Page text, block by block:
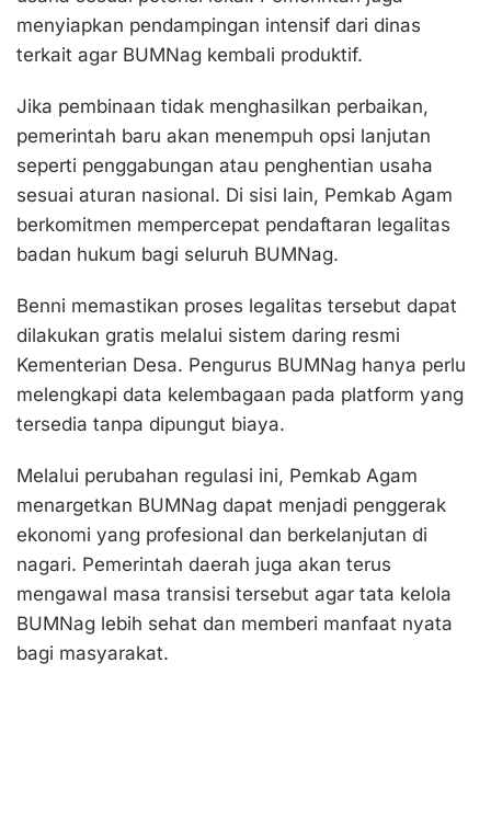
menyiapkan pendampingan intensif dari dinas
terkait agar BUMNag kembali produktif.
Jika pembinaan tidak menghasilkan perbaikan,
pemerintah baru akan menempuh opsi lanjutan
seperti penggabungan atau penghentian usaha
sesuai aturan nasional. Di sisi lain, Pemkab Agam
berkomitmen mempercepat pendaftaran legalitas
badan hukum bagi seluruh BUMNag.
Benni memastikan proses legalitas tersebut dapat
dilakukan gratis melalui sistem daring resmi
Kementerian Desa. Pengurus BUMNag hanya perlu
melengkapi data kelembagaan pada platform yang
tersedia tanpa dipungut biaya.
Melalui perubahan regulasi ini, Pemkab Agam
menargetkan BUMNag dapat menjadi penggerak
ekonomi yang profesional dan berkelanjutan di
nagari. Pemerintah daerah juga akan terus
mengawal masa transisi tersebut agar tata kelola
BUMNag lebih sehat dan memberi manfaat nyata
bagi masyarakat.